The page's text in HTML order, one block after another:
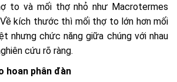
to và mối thợ nhỏ như Macrotermes
Về kích thước thì mối thợ to lớn hơn mối
nhưng chức năng giữa chúng với nhau
cứu rõ ràng.
hoan phân đàn